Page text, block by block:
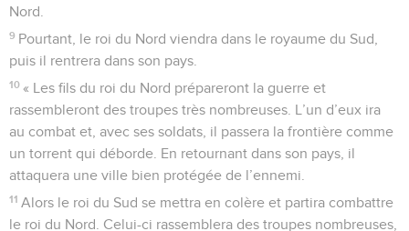
Nord.
9 Pourtant, le roi du Nord viendra dans le royaume du Sud,
puis il rentrera dans son pays.
10 « Les fils du roi du Nord prépareront la guerre et
rassembleront des troupes très nombreuses. L’un d’eux ira
au combat et, avec ses soldats, il passera la frontière comme
un torrent qui déborde. En retournant dans son pays, il
attaquera une ville bien protégée de l’ennemi.
11 Alors le roi du Sud se mettra en colère et partira combattre
le roi du Nord. Celui-ci rassemblera des troupes nombreuses,